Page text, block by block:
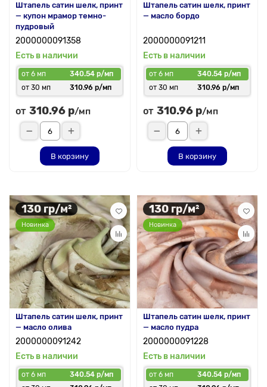
Штапель сатин шелк, принт
— купон мрамор темно-
пудровый
2000000091358
Есть в наличии
от 6 мп
340.54 р/мп
от 30 мп
310.96 р/мп
от 310.96 р/мп
В корзину
Штапель сатин шелк, принт
— масло бордо
2000000091211
Есть в наличии
от 6 мп
340.54 р/мп
от 30 мп
310.96 р/мп
от 310.96 р/мп
В корзину
130 гр/м²
Новинка
Штапель сатин шелк, принт
— масло олива
2000000091242
Есть в наличии
от 6 мп
340.54 р/мп
130 гр/м²
Новинка
Штапель сатин шелк, принт
— масло пудра
2000000091228
Есть в наличии
от 6 мп
340.54 р/мп